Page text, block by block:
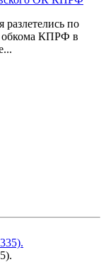
по
обкома КПРФ в